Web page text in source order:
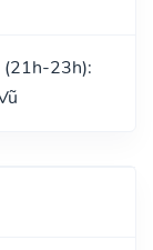
23h):